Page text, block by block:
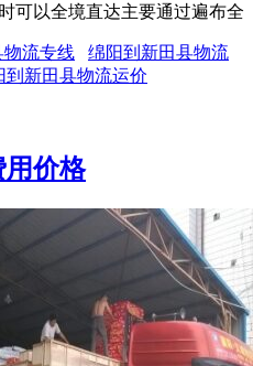
可以全境直达主要通过遍布全
物流专线
绵阳到新田县物流
到新田县物流运价
用价格